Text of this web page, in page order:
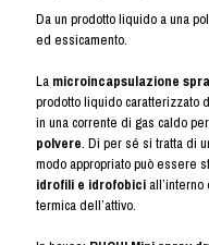
Da un prodotto liquido a una
ed essicamento.
La microincapsulazione
prodotto liquido caratterizzato
in una corrente di gas caldo per
polvere. Di per sé si tratta di
modo appropriato può essere
idrofili e idrofobici
termica dell’attivo.